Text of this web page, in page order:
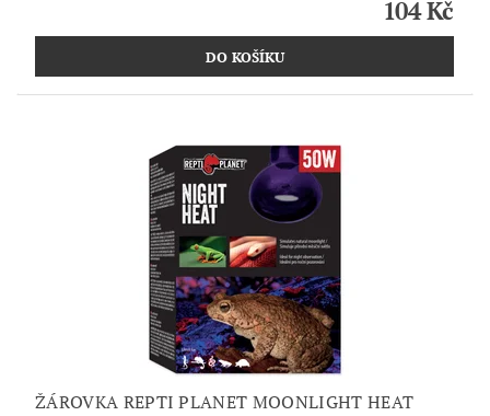
104 Kč
ŽÁROVKA REPTI PLANET MOONLIGHT HEAT